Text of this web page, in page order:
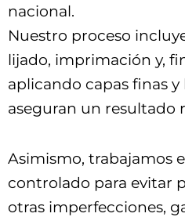
nacional.
Nuestro proceso
lijado, imprimación y,
aplicando capas finas
aseguran un resultado
Asimismo, trabajamos
controlado para evitar
otras imperfecciones,